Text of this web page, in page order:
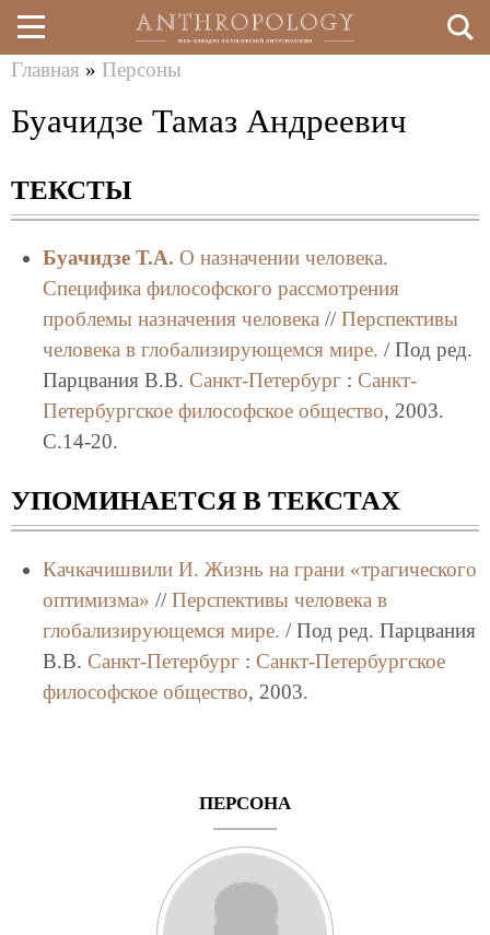
Перейти
к
содержанию
здесь
Главная » Персоны
Буачидзе Тамаз Андреевич
ТЕКСТЫ
Буачидзе Т.А. О назначении человека.
Специфика философского рассмотрения
проблемы назначения человека// Перспективы
человека в глобализирующемся мире. / Под ред.
Парцвания В.В. Санкт-Петербург: Санкт-
Петербургское философское общество, 2003.
C.14-20.
УПОМИНАЕТСЯ В ТЕКСТАХ
Качкачишвили И. Жизнь на грани «трагического
оптимизма» // Перспективы человека в
глобализирующемся мире. / Под ред. Парцвания
В.В. Санкт-Петербург: Санкт-Петербургское
философское общество, 2003.
ПЕРСОНА